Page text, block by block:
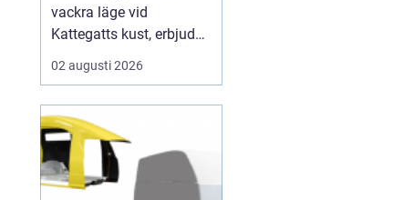
vackra läge vid
Kattegatts kust, erbjuder
en unik livsupplevelse
för privatpersoner och
letar efter lediga
lägenheter Falkenberg,
finns det ett flertal
möjligheter att utforska.
02 augusti 2026